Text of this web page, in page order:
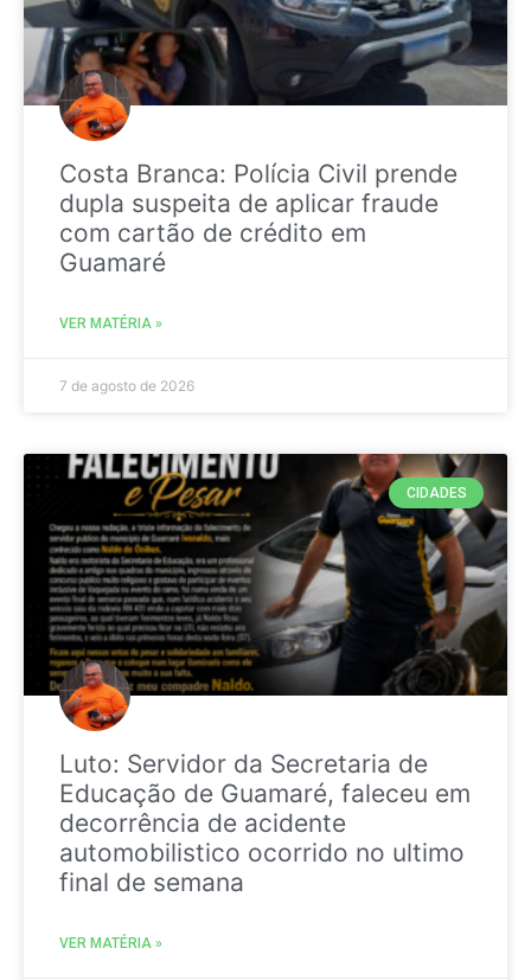
Costa Branca: Polícia Civil prende
dupla suspeita de aplicar fraude
com cartão de crédito em
Guamaré
VER MATÉRIA »
7 de agosto de 2026
CIDADES
Luto: Servidor da Secretaria de
Educação de Guamaré, faleceu em
decorrência de acidente
automobilistico ocorrido no ultimo
final de semana
VER MATÉRIA »